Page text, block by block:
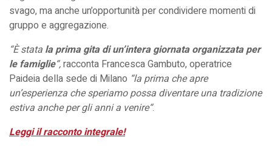
svago, ma anche un’opportunità per condividere momenti di
gruppo e aggregazione.
“Èstata la prima gita di un’intera giornata organizzata per
le famiglie“,racconta Francesca Gambuto, operatrice
Paideia della sede di Milano “la prima che apre
un’esperienza che speriamo possa diventare una tradizione
estiva anche per gli anni a venire“.
Leggi il racconto integrale!